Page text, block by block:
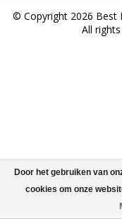
© Copyright 2026 Best
All
Door het gebruiken van
cookies om onze